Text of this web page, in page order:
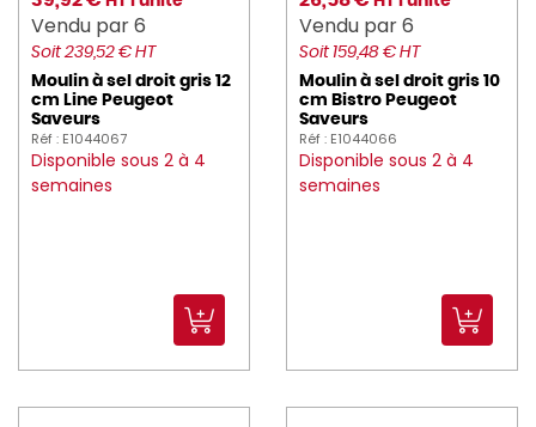
peugeot_saveurs (239)
PILLIVUYT (44)
PINTINOX (66)
PIO_TAVOLA (9)
PRESSART (2)
PRO_COOKER (246)
Vendu par 6
Soit 239,52 € HT
Moulin à sel droit gris 12
cm Line Peugeot
Saveurs
Réf : E1044067
Disponible sous 2 à 4
semaines
Vendu par 6
Soit 159,48 € HT
Moulin à sel droit gris 10
cm Bistro Peugeot
Saveurs
Réf : E1044066
Disponible sous 2 à 4
semaines